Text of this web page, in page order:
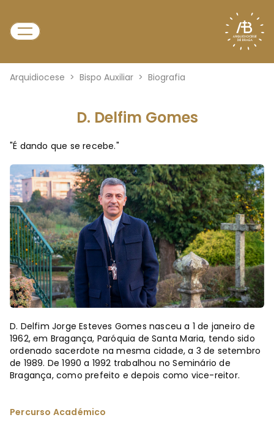
Arquidiocese > Bispo Auxiliar > Biografia
D. Delfim Gomes
"É dando que se recebe."
D. Delfim Jorge Esteves Gomes nasceu a 1 de janeiro de
1962, em Bragança, Paróquia de Santa Maria, tendo sido
ordenado sacerdote na mesma cidade, a 3 de setembro
de 1989. De 1990 a 1992 trabalhou no Seminário de
Bragança, como prefeito e depois como vice-reitor.
Percurso Académico